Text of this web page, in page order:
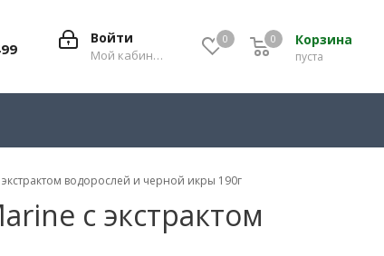
0 Корзина
0
пуста
0
Войти
Мой кабинет
водорослей и черной икры 190г
с экстрактом